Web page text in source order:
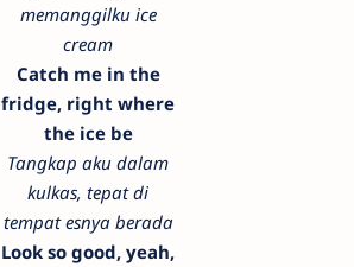
memanggilku ice
cream
Catch me in the
fridge, right where
the ice be
Tangkap aku dalam
kulkas, tepat di
tempat esnya berada
Look so good, yeah,